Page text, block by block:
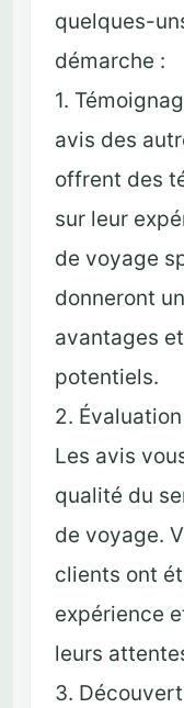
quelques-
démarche :
1.
avis des
offrent des
sur leur
de voyage
donneront
avantages
potentiels.
2.
Les avis
qualité du
de voyage.
clients ont
expérience
leurs
3.